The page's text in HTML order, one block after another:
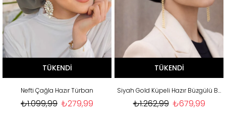
TÜKENDI
Nefti Çağla Hazır Türban
₺279,99
₺1.099,99
TÜKENDI
Siyah Gold Küpeli Hazır Büzgülü Bone
₺679,99
₺1.262,99